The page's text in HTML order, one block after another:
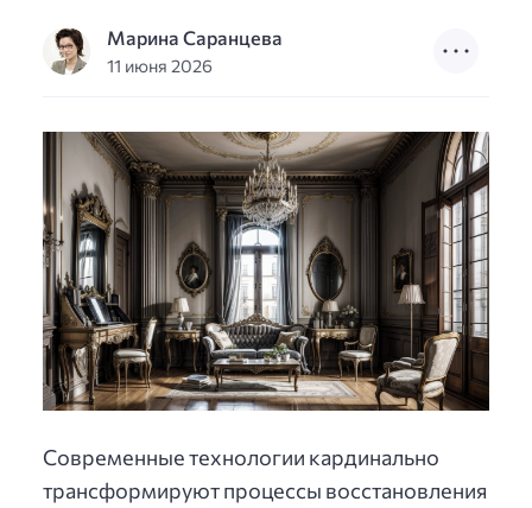
Марина Саранцева
11 июня 2026
Современные технологии кардинально
трансформируют процессы восстановления